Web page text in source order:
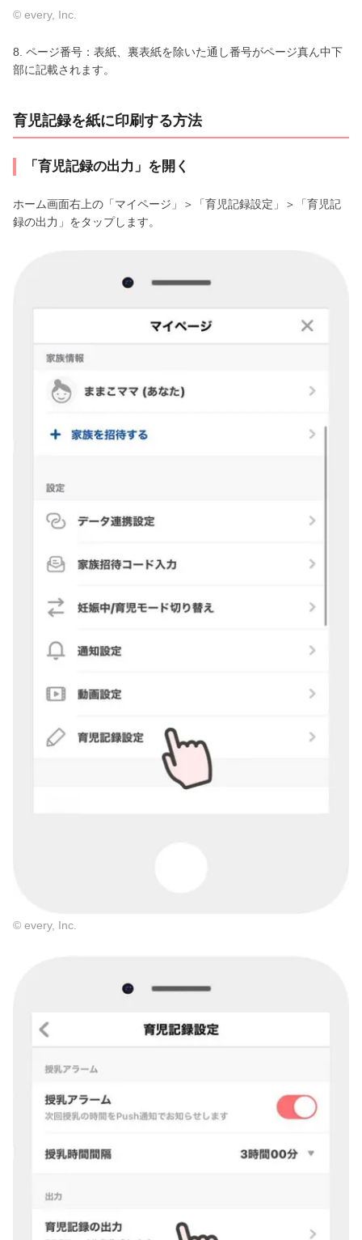
© every, Inc.
8. ページ番号：表紙、裏表紙を除いた通し番号がページ真ん中下
部に記載されます。
育児記録を紙に印刷する方法
「育児記録の出力」を開く
ホーム画面右上の「マイページ」＞「育児記録設定」＞「育児記
録の出力」をタップします。
© every, Inc.